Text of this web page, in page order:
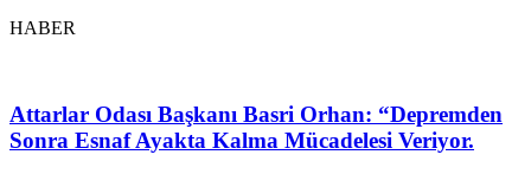
HABER
Attarlar Odası Başkanı Basri Orhan: “Depremden
Sonra Esnaf Ayakta Kalma Mücadelesi Veriyor.